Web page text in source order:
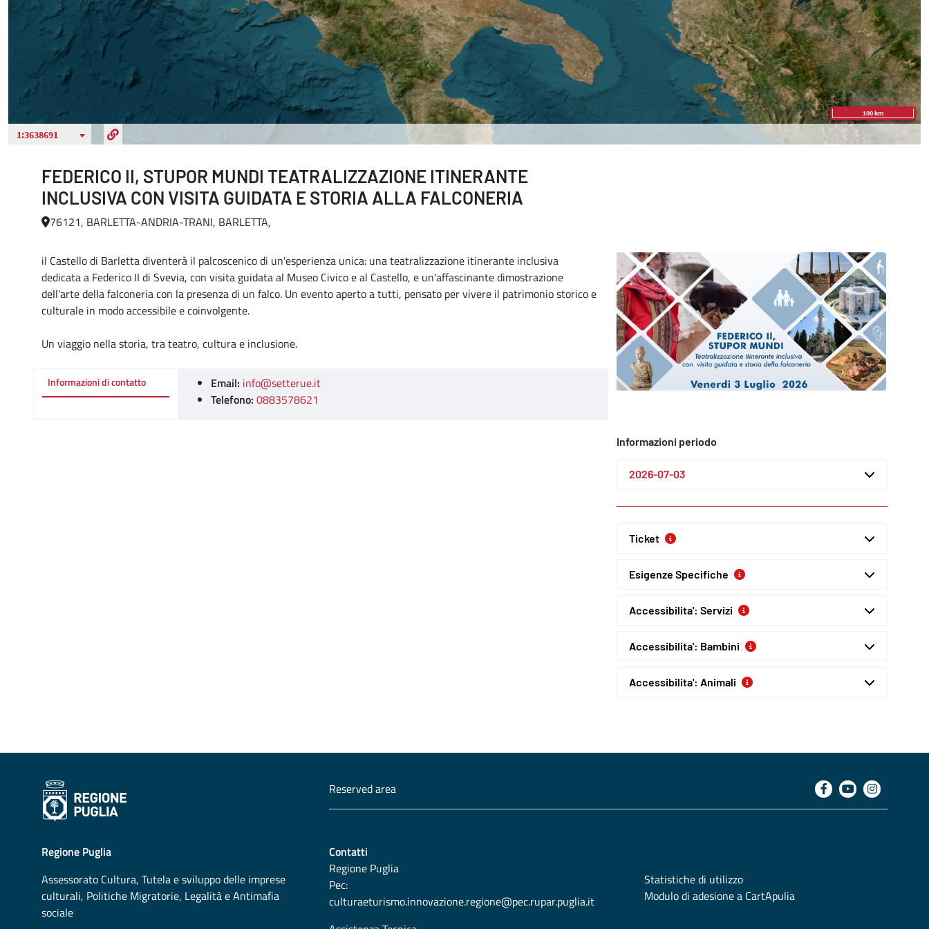
FEDERICO II, STUPOR MUNDI TEATRALIZZAZIONE ITINERANTE
INCLUSIVA CON VISITA GUIDATA E STORIA ALLA FALCONERIA
76121, BARLETTA-ANDRIA-TRANI, BARLETTA,
il Castello di Barletta diventerà il palcoscenico di un'esperienza unica: una teatralizzazione itinerante inclusiva
dedicata a Federico II di Svevia, con visita guidata al Museo Civico e al Castello, e un'affascinante dimostrazione
dell'arte della falconeria con la presenza di un falco. Un evento aperto a tutti, pensato per vivere il patrimonio storico e
culturale in modo accessibile e coinvolgente.
Un viaggio nella storia, tra teatro, cultura e inclusione.
Informazioni di contatto Email: info@setterue.it
Telefono: 0883578621
Informazioni periodo
2026-07-03
Ticket
Esigenze Specifiche
Accessibilita': Servizi
Accessibilita': Bambini
Accessibilita': Animali
Reserved area
Regione Puglia
Assessorato Cultura, Tutela e sviluppo delle imprese
culturali, Politiche Migratorie, Legalità e Antimafia
sociale
Contatti
Regione Puglia
Pec:
culturaeturismo.innovazione.regione@pec.rupar.puglia.it
Statistiche di utilizzo
Modulo di adesione a CartApulia